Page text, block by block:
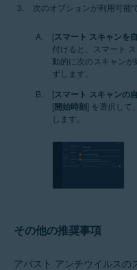
次のオプションが利用可能で
[スマート スキャンを
付けると、スマート
動的に次のスキャン
ずします。
[スマート スキャンの
[開始時刻] を選択して
します。
その他の推奨事項
アバスト アンチウイルス